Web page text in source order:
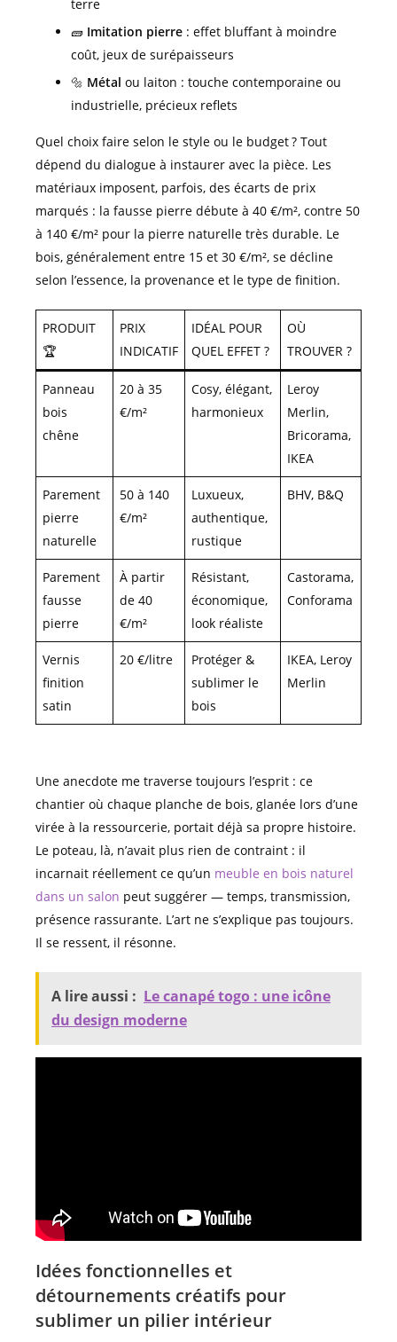
terre
🧱 Imitation pierre : effet bluffant à moindre
coût, jeux de surépaisseurs
🔩 Métal ou laiton : touche contemporaine ou
industrielle, précieux reflets
Quel choix faire selon le style ou le budget ? Tout
dépend du dialogue à instaurer avec la pièce. Les
matériaux imposent, parfois, des écarts de prix
marqués : la fausse pierre débute à 40 €/m², contre 50
à 140 €/m² pour la pierre naturelle très durable. Le
bois, généralement entre 15 et 30 €/m², se décline
selon l’essence, la provenance et le type de finition.
PRODUIT
🏆
PRIX
INDICATIF
IDÉAL POUR
QUEL EFFET ?
OÙ
TROUVER ?
Panneau
bois
chêne
20 à 35
€/m²
Cosy, élégant,
harmonieux
Leroy
Merlin,
Bricorama,
IKEA
Parement
pierre
naturelle
50 à 140
€/m²
Luxueux,
authentique,
rustique
BHV, B&Q
Parement
fausse
pierre
À partir
de 40
€/m²
Résistant,
économique,
look réaliste
Castorama,
Conforama
Vernis
finition
satin
20 €/litre
Protéger &
sublimer le
bois
IKEA, Leroy
Merlin
Une anecdote me traverse toujours l’esprit : ce
chantier où chaque planche de bois, glanée lors d’une
virée à la ressourcerie, portait déjà sa propre histoire.
Le poteau, là, n’avait plus rien de contraint : il
incarnait réellement ce qu’un meuble en bois naturel
dans un salon peut suggérer — temps, transmission,
présence rassurante. L’art ne s’explique pas toujours.
Il se ressent, il résonne.
A lire aussi : Le canapé togo : une icône
du design moderne
Idées fonctionnelles et
détournements créatifs pour
sublimer un pilier intérieur